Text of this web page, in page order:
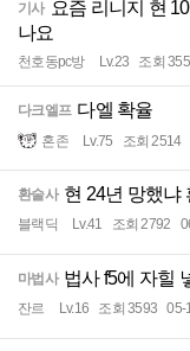
기사 요즘 리니지 현
나요
천호동pc방 Lv.23 조회
다크엘프 다엘 확율
혼존 Lv.75 조회 2514
환술사 현 24년 망했냐
블랙딕 Lv.41 조회 2792
마법사 법사 f5에 자힐
잔르 Lv.16 조회 3593 05-